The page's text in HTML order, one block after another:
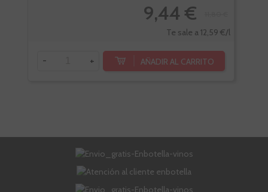
9,44 €
Te sale a 12,59 €/l
- + AÑADIR AL CARRITO